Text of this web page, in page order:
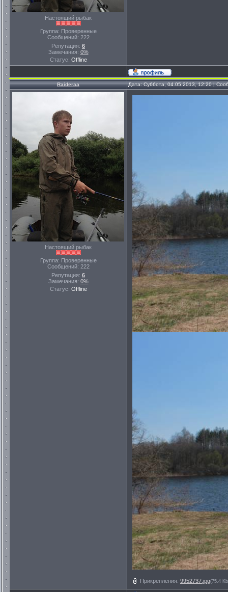
Настоящий рыбак
Группа: Проверенные
Сообщений: 222
Репутация: 6
Замечания: 0%
Статус: Offline
Raideraa Дата: Суббота, 04.05.2013, 12:20 |
Настоящий рыбак
Группа: Проверенные
Сообщений: 222
Репутация: 6
Замечания: 0%
Статус: Offline
Прикрепления: 9952737.jpg(75.4